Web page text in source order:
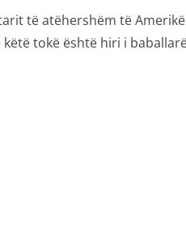
të atëhershëm të
tokë është hiri i